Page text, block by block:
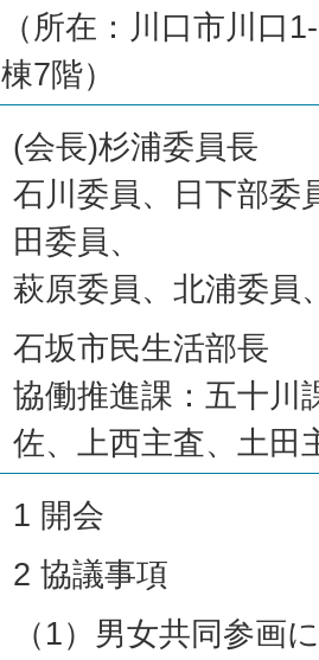
（所在：川口市川口
棟7階）
(会長)杉浦委員長
石川委員、日下部委
田委員、
萩原委員、北浦委員
石坂市民生活部長
協働推進課：五十川
佐、上西主査、土田
1 開会
2 協議事項
（1）男女共同参画